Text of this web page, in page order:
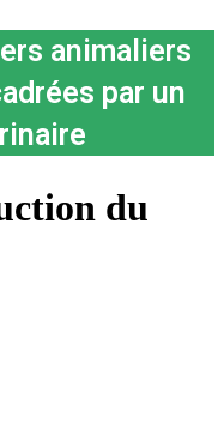
animaliers
par un
du